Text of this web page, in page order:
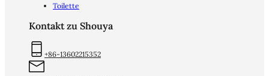
Toilette
Kontakt zu Shouya
+86-13602215352